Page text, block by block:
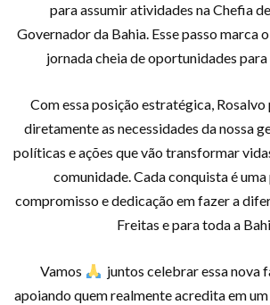
para assumir atividades na Chefia
Governador da Bahia. Esse passo marca
jornada cheia de oportunidades
Com essa posição estratégica,
diretamente as necessidades da nossa
políticas e ações que vão transformar
comunidade. Cada conquista é
compromisso e dedicação em fazer a
Freitas e para toda a
Vamos
juntos celebrar essa nova
apoiando quem realmente acredita em